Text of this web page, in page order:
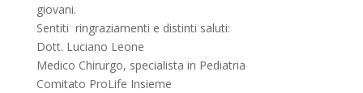
giovani.
Sentiti ringraziamenti e distinti saluti:
Dott. Luciano Leone
Medico Chirurgo, specialista in Pediatria
Comitato ProLife Insieme